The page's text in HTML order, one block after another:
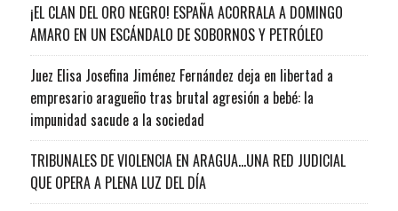
¡EL CLAN DEL ORO NEGRO! ESPAÑA ACORRALA A DOMINGO
AMARO EN UN ESCÁNDALO DE SOBORNOS Y PETRÓLEO
Juez Elisa Josefina Jiménez Fernández deja en libertad a
empresario aragueño tras brutal agresión a bebé: la
impunidad sacude a la sociedad
TRIBUNALES DE VIOLENCIA EN ARAGUA…UNA RED JUDICIAL
QUE OPERA A PLENA LUZ DEL DÍA